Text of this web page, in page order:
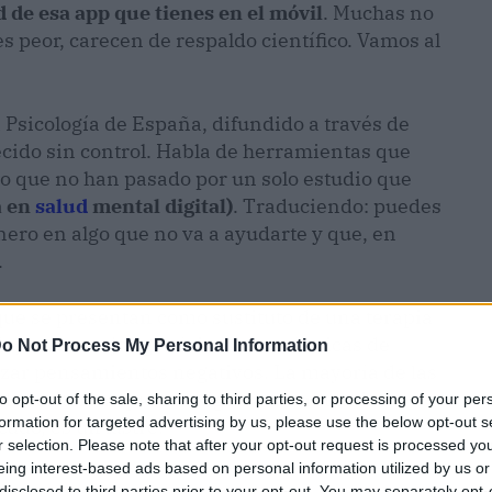
Not Process My Personal Information
opt-out of the sale, sharing to third parties, or processing of your
for targeted advertising by us, please use the below opt-out
selection. Please note that after your opt-out request is processed
interest-based ads based on personal information utilized by us
esa app que tienes en el móvil. Muchas no
peor, carecen de respaldo científico. Vamos al
de España, difundido a través de
sin control. Habla de herramientas que
no han pasado por un solo estudio que
en salud mental digital). Traduciendo: puedes
en algo que no va a ayudarte y que, en
se presentan como sustituto de una terapia
los consejos genéricos o las técnicas de
pensamientos negativos. La mayoría de las
criterios que se exigen a un tratamiento
es un lastre.